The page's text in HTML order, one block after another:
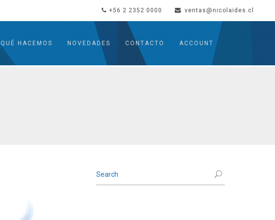
+56 2 2352 0000 ventas@nicolaides.cl
QUÉ HACEMOS NOVEDADES CONTACTO ACCOUNT